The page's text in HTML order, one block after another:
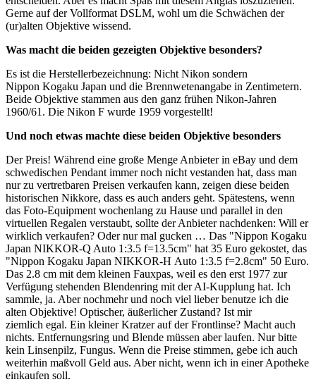
Gerne auf der Vollformat DSLM, wohl um die Schwächen der
(ur)alten Objektive wissend.
Was macht die beiden gezeigten Objektive besonders?
Es ist die Herstellerbezeichnung: Nicht Nikon sondern
Nippon Kogaku Japan und die Brennwetenangabe in Zentimetern.
Beide Objektive stammen aus den ganz frühen Nikon-Jahren
1960/61. Die Nikon F wurde 1959 vorgestellt!
Und noch etwas machte diese beiden Objektive besonders
Der Preis! Während eine große Menge Anbieter in eBay und dem
schwedischen Pendant immer noch nicht vestanden hat, dass man
nur zu vertretbaren Preisen verkaufen kann, zeigen diese beiden
historischen Nikkore, dass es auch anders geht. Spätestens, wenn
das Foto-Equipment wochenlang zu Hause und parallel in den
virtuellen Regalen verstaubt, sollte der Anbieter nachdenken: Will er
wirklich verkaufen? Oder nur mal gucken … Das "Nippon Kogaku
Japan NIKKOR-Q Auto 1:3.5 f=13.5cm" hat 35 Euro gekostet, das
"Nippon Kogaku Japan NIKKOR-H Auto 1:3.5 f=2.8cm" 50 Euro.
Das 2.8 cm mit dem kleinen Fauxpas, weil es den erst 1977 zur
Verfügung stehenden Blendenring mit der AI-Kupplung hat. Ich
sammle, ja. Aber nochmehr und noch viel lieber benutze ich die
alten Objektive! Optischer, äußerlicher Zustand? Ist mir
ziemlich egal. Ein kleiner Kratzer auf der Frontlinse? Macht auch
nichts. Entfernungsring und Blende müssen aber laufen. Nur bitte
kein Linsenpilz, Fungus. Wenn die Preise stimmen, gebe ich auch
weiterhin maßvoll Geld aus. Aber nicht, wenn ich in einer Apotheke
einkaufen soll.